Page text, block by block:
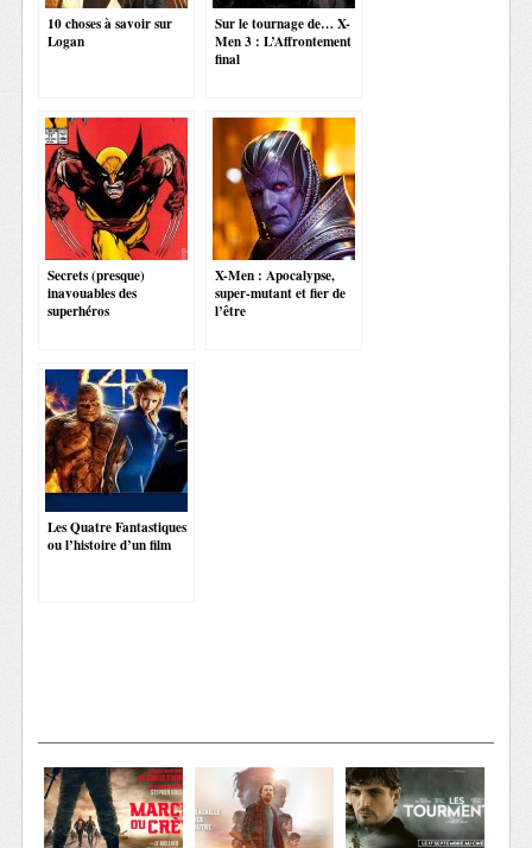
10 choses à savoir sur
Logan
Sur le tournage de… X-
Men 3 : L’Affrontement
final
Secrets (presque)
inavouables des
superhéros
X-Men : Apocalypse,
super-mutant et fier de
l’être
Les Quatre Fantastiques
ou l’histoire d’un film